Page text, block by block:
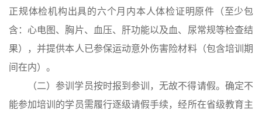
正规体检机构出具的六个月内本人体检证明原件（至少包
含：心电图、胸片、血压、肝功能以及血、尿常规等检查结
果），并提供本人已参保运动意外伤害险材料（包含培训期
间在内）。
（二）参训学员按时报到参训，无故不得请假。确定不
能参加培训的学员需履行逐级请假手续，经所在省级教育主